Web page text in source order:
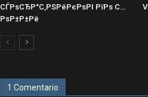
СЃРѕСЂР°С‚РЅРёРєРѕРІ РїРѕ С…
РѕР±Р±Рё
1 Comentario